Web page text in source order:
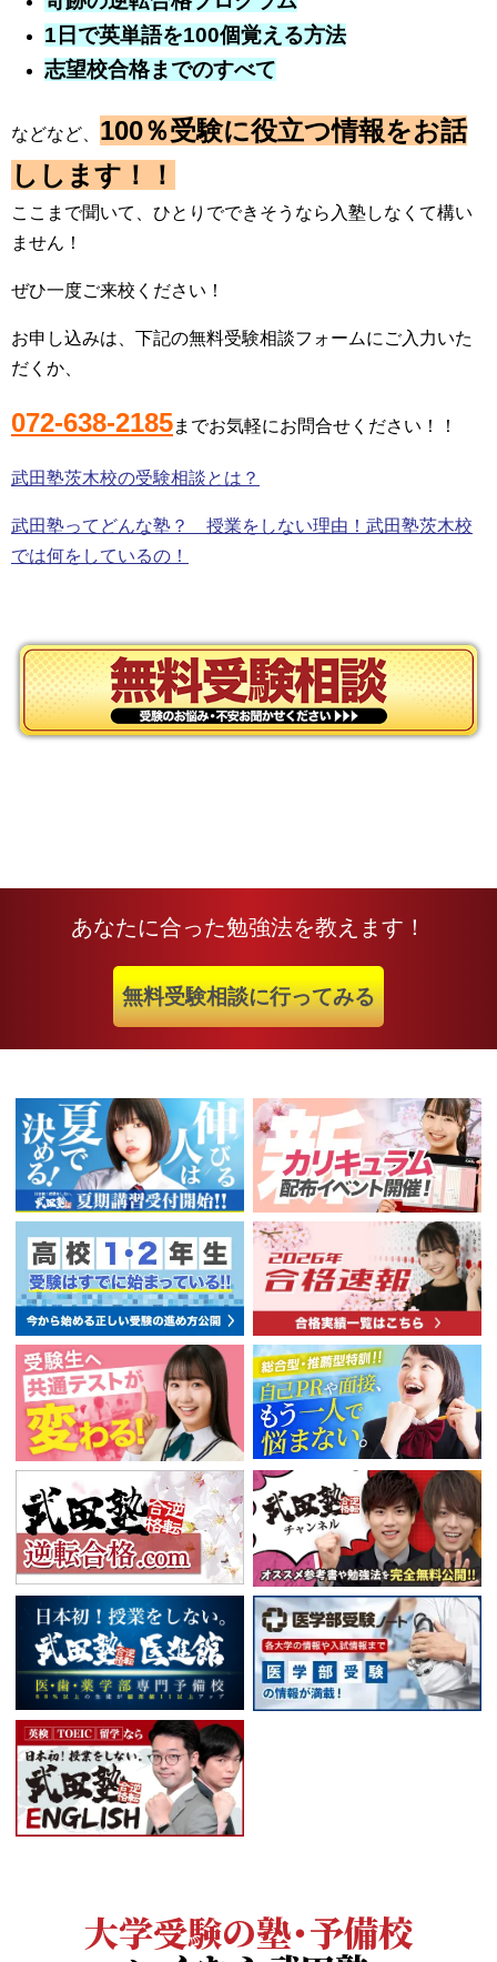
1日で英単語を100個覚える方法
志望校合格までのすべて
などなど、 100％受験に役立つ情報をお話
しします！！
ここまで聞いて、ひとりでできそうなら入塾しなくて構い
ません！
ぜひ一度ご来校ください！
お申し込みは、下記の無料受験相談フォームにご入力いた
だくか、
072-638-2185までお気軽にお問合せください！！
武田塾茨木校の受験相談とは？
武田塾ってどんな塾？ 授業をしない理由！武田塾茨木校
では何をしているの！
あなたに合った勉強法を教えます！
無料受験相談に行ってみる
大学受験の塾・予備校